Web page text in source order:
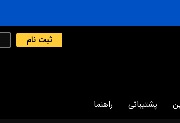
ثبت نام
پشتیبانی راهنما